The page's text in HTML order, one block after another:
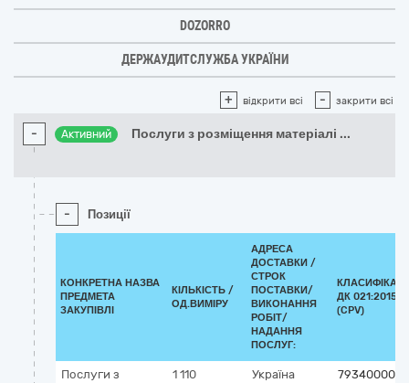
DOZORRO
ДЕРЖАУДИТСЛУЖБА УКРАЇНИ
+ відкрити всі - закрити всі
- Активний Послуги з розміщення матеріалі ...
- Позиції
КОНКРЕТНА НАЗВА
ПРЕДМЕТА
ЗАКУПІВЛІ
КІЛЬКІСТЬ /
ОД.ВИМІРУ
АДРЕСА
ДОСТАВКИ /
СТРОК
ПОСТАВКИ/
ВИКОНАННЯ
РОБІТ/
НАДАННЯ
ПОСЛУГ:
ДК 021:2015
(CPV)
Послуги з
1 110
Україна
79340000-9